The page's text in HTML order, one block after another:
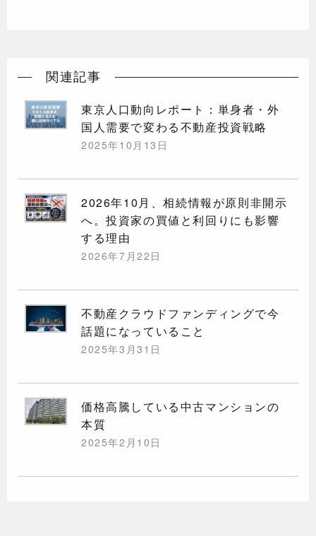
関連記事
東京人口動向レポート：単身者・外
国人需要で変わる不動産投資戦略
2025年10月13日
2026年10月、相続情報が原則非開示
へ。投資家の買値と利回りにも影響
する理由
2026年7月22日
不動産クラウドファンディングで今
話題になっていること
2025年3月31日
価格高騰している中古マンションの
本質
2025年2月10日